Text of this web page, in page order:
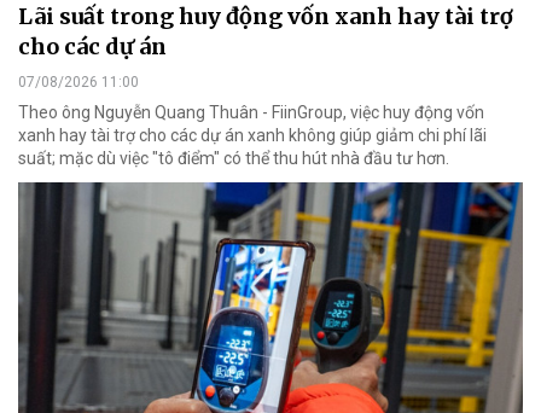
Lãi suất trong huy động vốn xanh hay tài trợ
cho các dự án
07/08/2026 11:00
Theo ông Nguyễn Quang Thuân - FiinGroup, việc huy động vốn
xanh hay tài trợ cho các dự án xanh không giúp giảm chi phí lãi
suất; mặc dù việc "tô điểm" có thể thu hút nhà đầu tư hơn.